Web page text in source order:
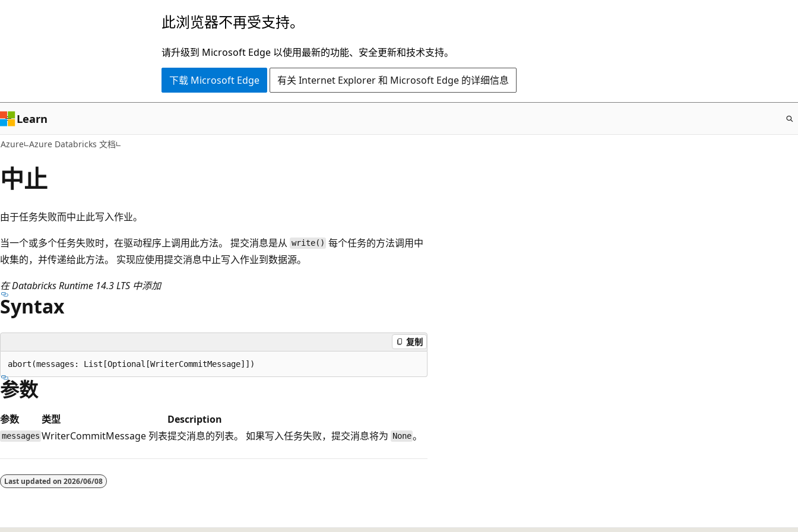
容
此浏览器不再受支持。
请升级到 Microsoft Edge 以使用最新的功能、安全更新和技术支持。
下载 Microsoft Edge 有关 Internet Explorer 和 Microsoft Edge 的详细信息
Learn
Azure Azure Databricks 文档
中止
由于任务失败而中止此写入作业。
当一个或多个任务失败时，在驱动程序上调用此方法。 提交消息是从 write() 每个任务的方法调用中
收集的，并传递给此方法。 实现应使用提交消息中止写入作业到数据源。
在 Databricks Runtime 14.3 LTS 中添加
Syntax
复制
参数
参数 类型 Description
messages WriterCommitMessage 列表提交消息的列表。 如果写入任务失败，提交消息将为 None。
模Last updated on 2026/06/08